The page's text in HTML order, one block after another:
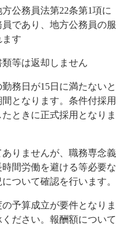
公務員法第22条第1項に
であり、地方公務員の服
す
等は返却しません
務日が15日に満たないと
となります。条件付採用
ときに正式採用となりま
りませんが、職務専念義
間労働を避ける等必要な
ついて確認を行います。
予算成立が要件となりま
ださい。報酬額について